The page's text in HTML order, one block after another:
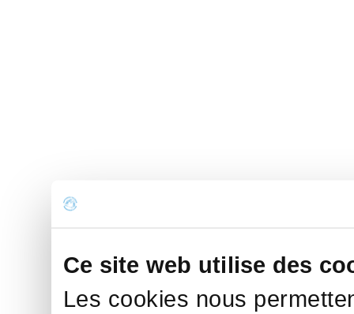
Ce site web utilise des
Les cookies nous